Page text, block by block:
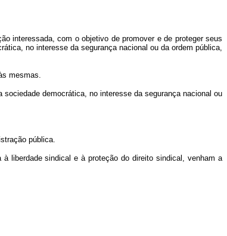
interessada, com o objetivo de promover e de proteger seus
no interesse da segurança nacional ou da ordem pública,
mesmas.
democrática, no interesse da segurança nacional ou
pública.
liberdade sindical e à proteção do direito sindical, venham a